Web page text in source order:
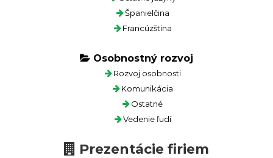
Španielčina
Francúzština
Osobnostný rozvoj
Rozvoj osobnosti
Komunikácia
Ostatné
Vedenie ľudí
Prezentácie firiem